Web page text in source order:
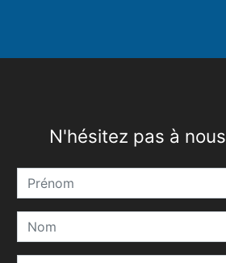
N'hésitez pas à